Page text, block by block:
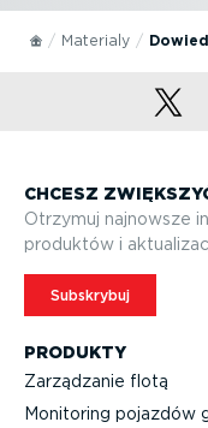
Materialy
PRODUKTY
Zarządzanie flotą
Monitoring pojazdów
CHCESZ
Otrzymuj najnowsze
produktów i
Subskrybuj